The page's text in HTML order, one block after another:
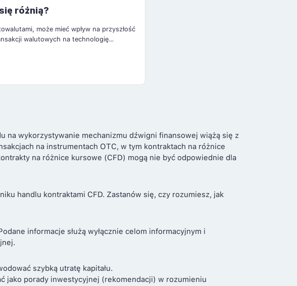
różnią?
może mieć wpływ na przyszłość
walutowych na technologię
w jaki funkcjonuje tradycyjny rynek
wykorzystywanie mechanizmu dźwigni finansowej wiążą się z
na instrumentach OTC, w tym kontraktach na różnice
na różnice kursowe (CFD) mogą nie być odpowiednie dla
handlu kontraktami CFD. Zastanów się, czy rozumiesz, jak
informacje służą wyłącznie celom informacyjnym i
szybką utratę kapitału.
jako porady inwestycyjnej (rekomendacji) w rozumieniu